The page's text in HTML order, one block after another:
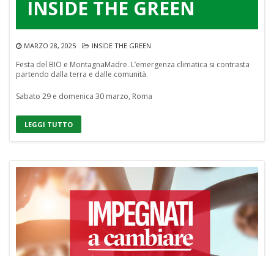
INSIDE THE GREEN
MARZO 28, 2025 INSIDE THE GREEN
Festa del BIO e MontagnaMadre. L’emergenza climatica si contrasta
partendo dalla terra e dalle comunità.
Sabato 29 e domenica 30 marzo, Roma
LEGGI TUTTO